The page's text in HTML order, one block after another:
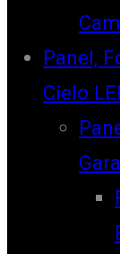
Panel,
Cielo